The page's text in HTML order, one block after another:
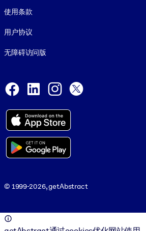
使用条款
用户协议
无障碍访问版
Facebook
LinkedInInstagram
© 1999-2026, getAbstract